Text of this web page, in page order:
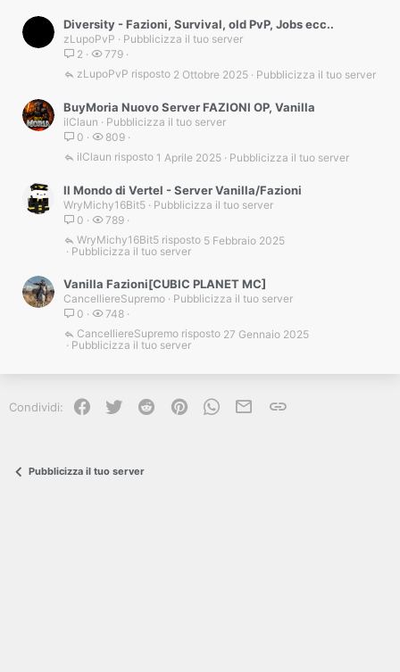
Diversity - Fazioni, Survival, old PvP, Jobs ecc..
zLupoPvP
Pubblicizza il tuo server
2
779
Pubblicizza il tuo server
2 Ottobre 2025
zLupoPvP
BuyMoria Nuovo Server FAZIONI OP, Vanilla
ilClaun
Pubblicizza il tuo server
0
809
Pubblicizza il tuo server
1 Aprile 2025
ilClaun
Il Mondo di Vertel - Server Vanilla/Fazioni
WryMichy16Bit5
Pubblicizza il tuo server
0
789
Pubblicizza il tuo server
5 Febbraio 2025
WryMichy16Bit5
Vanilla Fazioni[CUBIC PLANET MC]
CancelliereSupremo
Pubblicizza il tuo server
0
748
Pubblicizza il tuo server
27 Gennaio 2025
CancelliereSupremo
Condividi: Facebook
Twitter Reddit PinterestWhatsApp
e-mailLink
Pubblicizza il tuo server